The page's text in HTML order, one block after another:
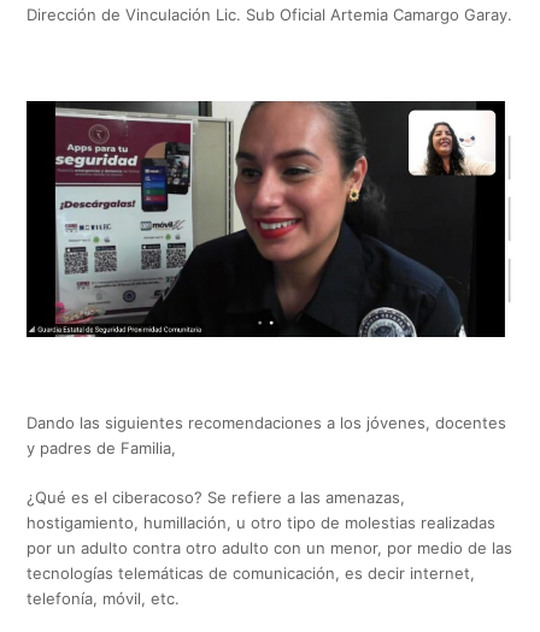
Dirección de Vinculación Lic. Sub Oficial Artemia Camargo Garay.
Dando las siguientes recomendaciones a los jóvenes, docentes
y padres de Familia,
¿Qué es el ciberacoso? Se refiere a las amenazas,
hostigamiento, humillación, u otro tipo de molestias realizadas
por un adulto contra otro adulto con un menor, por medio de las
tecnologías telemáticas de comunicación, es decir internet,
telefonía, móvil, etc.